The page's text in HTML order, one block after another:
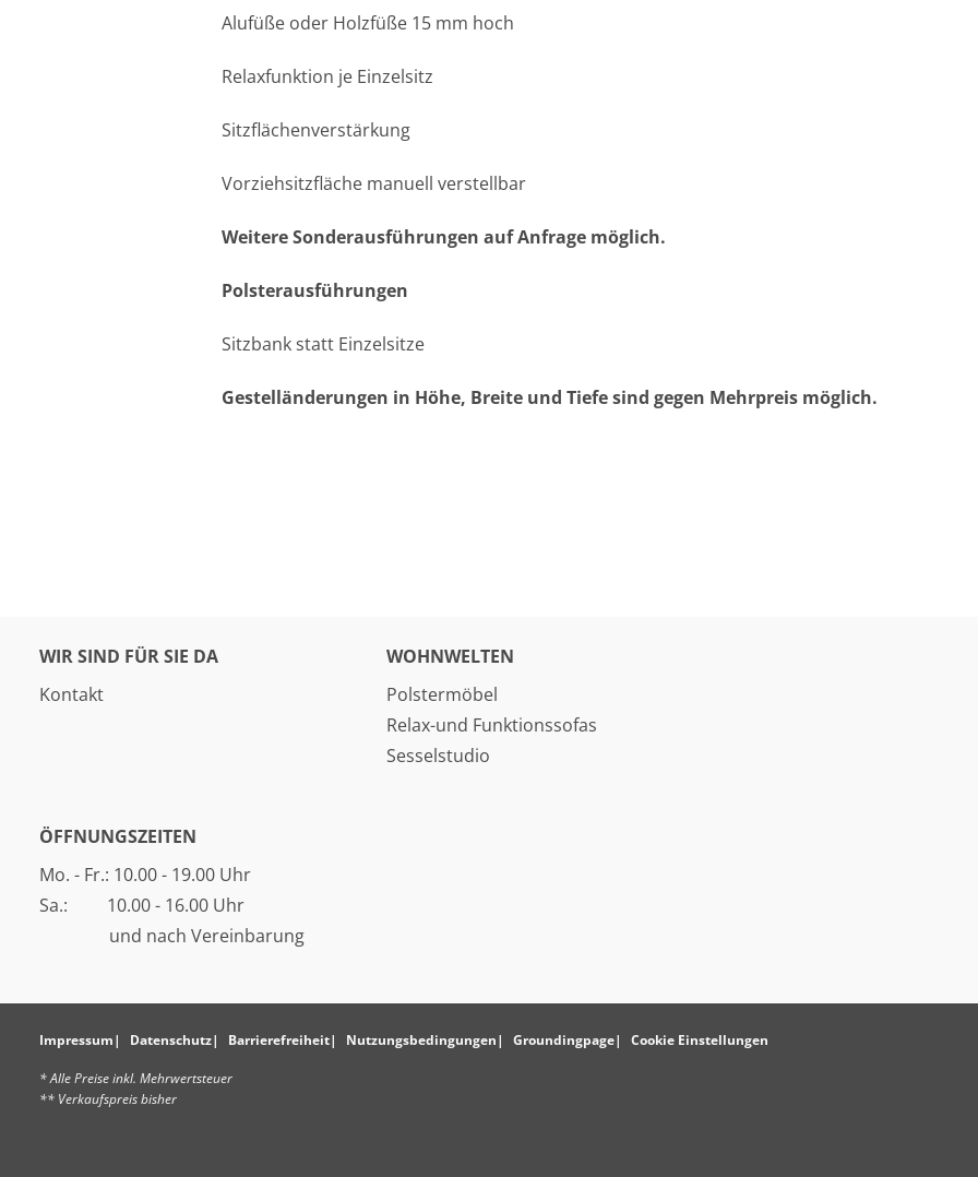
Alufüße oder Holzfüße 15 mm hoch
Relaxfunktion je Einzelsitz
Sitzflächenverstärkung
Vorziehsitzfläche manuell verstellbar
Weitere Sonderausführungen auf Anfrage möglich.
Polsterausführungen
Sitzbank statt Einzelsitze
Gestelländerungen in Höhe, Breite und Tiefe sind gegen Mehrpreis möglich.
WIR SIND FÜR SIE DA
Kontakt
WOHNWELTEN
Polstermöbel
Relax-und Funktionssofas
Sesselstudio
ÖFFNUNGSZEITEN
Mo. - Fr.: 10.00 - 19.00 Uhr
Sa.: 10.00 - 16.00 Uhr
und nach Vereinbarung
Impressum Datenschutz Barrierefreiheit Nutzungsbedingungen Groundingpage Cookie Einstellungen
* Alle Preise inkl. Mehrwertsteuer
** Verkaufspreis bisher